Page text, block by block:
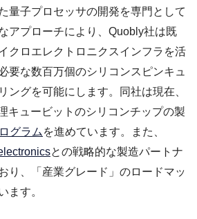
量子プロセッサの開発を専門として
アプローチにより、Quobly社は既
クロエレクトロニクスインフラを活
要な数百万個のシリコンスピンキュ
ングを可能にします。同社は現在、
キュービットのシリコンチップの製
グラム を進めています。また、
との戦略的な製造パートナ
り、「産業グレード」のロードマッ
ます。